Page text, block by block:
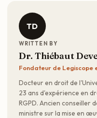
TD
WRITTEN BY
Dr. Thiébaut
Fondateur de Legiscope
Docteur en droit de
23 ans d'expérience en
RGPD. Ancien conseiller
ministre sur la mise en